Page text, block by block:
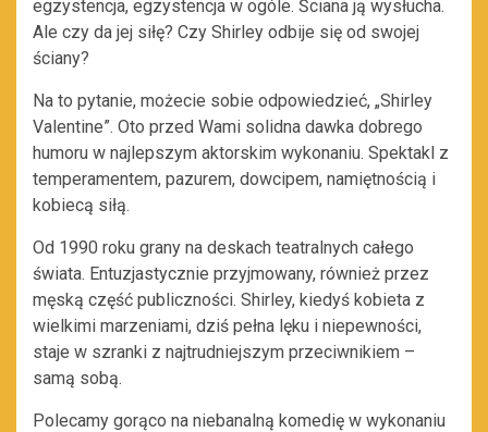
egzystencja, egzystencja w ogóle. Ściana ją wysłucha.
Ale czy da jej siłę? Czy Shirley odbije się od swojej
ściany?
Na to pytanie, możecie sobie odpowiedzieć, „Shirley
Valentine”. Oto przed Wami solidna dawka dobrego
humoru w najlepszym aktorskim wykonaniu. Spektakl z
temperamentem, pazurem, dowcipem, namiętnością i
kobiecą siłą.
Od 1990 roku grany na deskach teatralnych całego
świata. Entuzjastycznie przyjmowany, również przez
męską część publiczności. Shirley, kiedyś kobieta z
wielkimi marzeniami, dziś pełna lęku i niepewności,
staje w szranki z najtrudniejszym przeciwnikiem –
samą sobą.
Polecamy gorąco na niebanalną komedię w wykonaniu